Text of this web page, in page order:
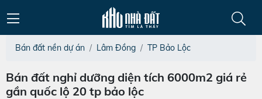
Bán đất nền dự án Lâm Đồng TP Bảo Lộc
Bán đất nghỉ dưỡng diện tích 6000m2 giá rẻ
gần quốc lộ 20 tp bảo lộc